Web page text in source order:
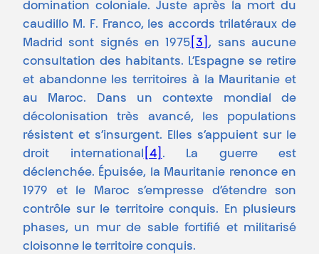
domination coloniale. Juste après la mort du
caudillo M. F. Franco, les accords trilatéraux de
Madrid sont signés en 1975 [3], sans aucune
consultation des habitants. L’Espagne se retire
et abandonne les territoires à la Mauritanie et
au Maroc. Dans un contexte mondial de
décolonisation très avancé, les populations
résistent et s’insurgent. Elles s’appuient sur le
droit international [4] . La guerre est
déclenchée. Épuisée, la Mauritanie renonce en
1979 et le Maroc s’empresse d’étendre son
contrôle sur le territoire conquis. En plusieurs
phases, un mur de sable fortifié et militarisé
cloisonne le territoire conquis.